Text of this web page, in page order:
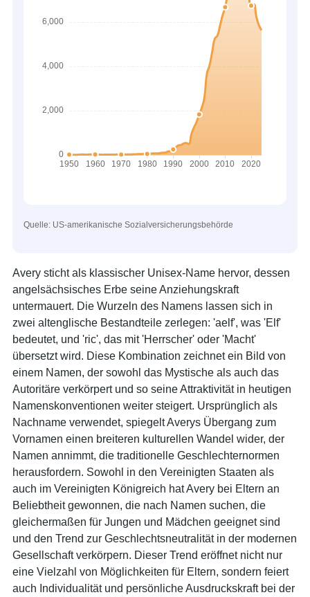
Quelle: US-amerikanische Sozialversicherungsbehörde
Avery sticht als klassischer Unisex-Name hervor, dessen
angelsächsisches Erbe seine Anziehungskraft
untermauert. Die Wurzeln des Namens lassen sich in
zwei altenglische Bestandteile zerlegen: 'aelf', was 'Elf'
bedeutet, und 'ric', das mit 'Herrscher' oder 'Macht'
übersetzt wird. Diese Kombination zeichnet ein Bild von
einem Namen, der sowohl das Mystische als auch das
Autoritäre verkörpert und so seine Attraktivität in heutigen
Namenskonventionen weiter steigert. Ursprünglich als
Nachname verwendet, spiegelt Averys Übergang zum
Vornamen einen breiteren kulturellen Wandel wider, der
Namen annimmt, die traditionelle Geschlechternormen
herausfordern. Sowohl in den Vereinigten Staaten als
auch im Vereinigten Königreich hat Avery bei Eltern an
Beliebtheit gewonnen, die nach Namen suchen, die
gleichermaßen für Jungen und Mädchen geeignet sind
und den Trend zur Geschlechtsneutralität in der modernen
Gesellschaft verkörpern. Dieser Trend eröffnet nicht nur
eine Vielzahl von Möglichkeiten für Eltern, sondern feiert
auch Individualität und persönliche Ausdruckskraft bei der